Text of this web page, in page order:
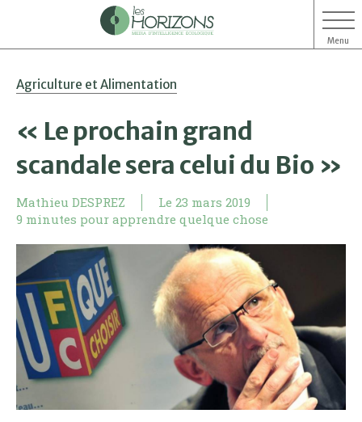
Menu
Agriculture et Alimentation
« Le prochain grand
scandale sera celui du Bio »
Mathieu DESPREZ Le 23 mars 2019
9 minutes pour apprendre quelque chose